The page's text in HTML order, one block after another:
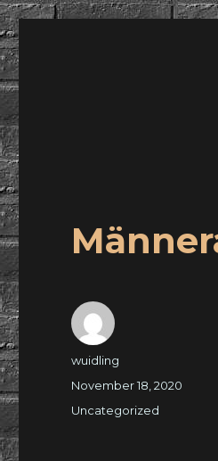
Autor
wuidling
Veröffentlicht
November 18, 2020
Kategorien
Uncategorized